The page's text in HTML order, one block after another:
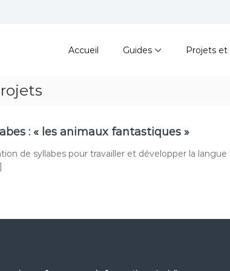
Accueil Guides Projets et
: « les animaux fantastiques »
de syllabes pour travailler et développer la